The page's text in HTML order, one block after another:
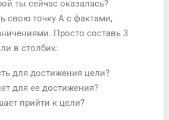
ты сейчас оказалась?
свою точку А с фактами,
Просто составь 3
в столбик:
для достижения цели?
для ее достижения?
прийти к цели?